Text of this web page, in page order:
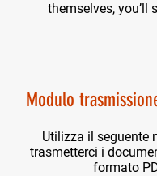
themselves, you’ll
Modulo
Utilizza il seguente
trasmetterci i
formato